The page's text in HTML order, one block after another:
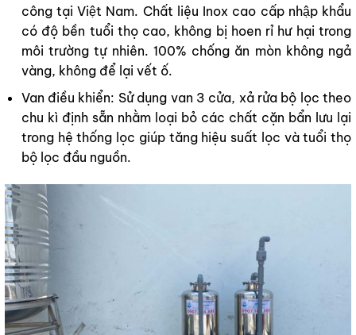
công tại Việt Nam. Chất liệu Inox cao cấp nhập khẩu
có độ bền tuổi thọ cao, không bị hoen rỉ hư hại trong
môi trường tự nhiên. 100% chống ăn mòn không ngả
vàng, không để lại vết ố.
Van điều khiển: Sử dụng van 3 cửa, xả rửa bộ lọc theo
chu kì định sẵn nhằm loại bỏ các chất cặn bẩn lưu lại
trong hệ thống lọc giúp tăng hiệu suất lọc và tuổi thọ
bộ lọc đầu nguồn.